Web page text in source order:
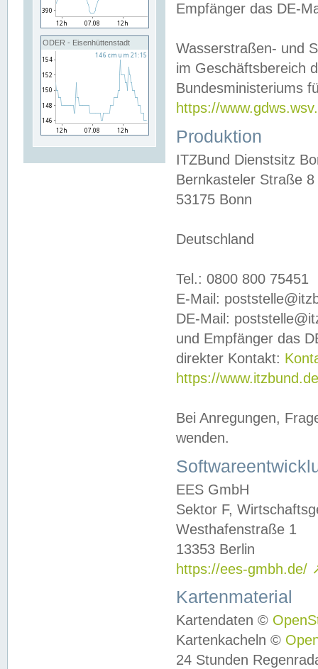
ODER - Eisenhüttenstadt
Empfänger das DE-
Wasserstraßen- und
im Geschäftsbereich
Bundesministeriums
https://
Produktion
ITZBund Dienstsitz
Bernkasteler Straße 8
53175 Bonn
Deutschland
Tel.: 0800 800 75451
E-Mail:
DE-Mail:
und Empfänger das
direkter Kontakt:
https://
Bei Anregungen,
wenden.
EES GmbH
Sektor F,
Westhafenstraße 1
13353 Berlin
https://ees-gmbh.de/
Kartenmaterial
Kartendaten ©
Kartenkacheln ©
24 Stunden